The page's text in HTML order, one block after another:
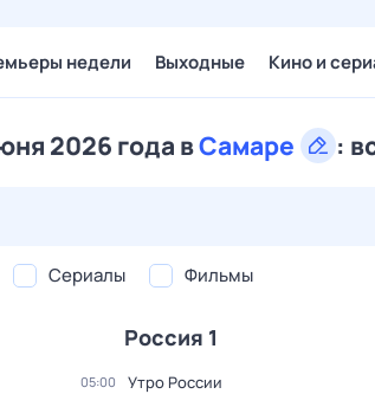
недели Выходные Кино и
2026 года вСамаре :
Сериалы Фильмы
Россия 1
05:00 Утро России